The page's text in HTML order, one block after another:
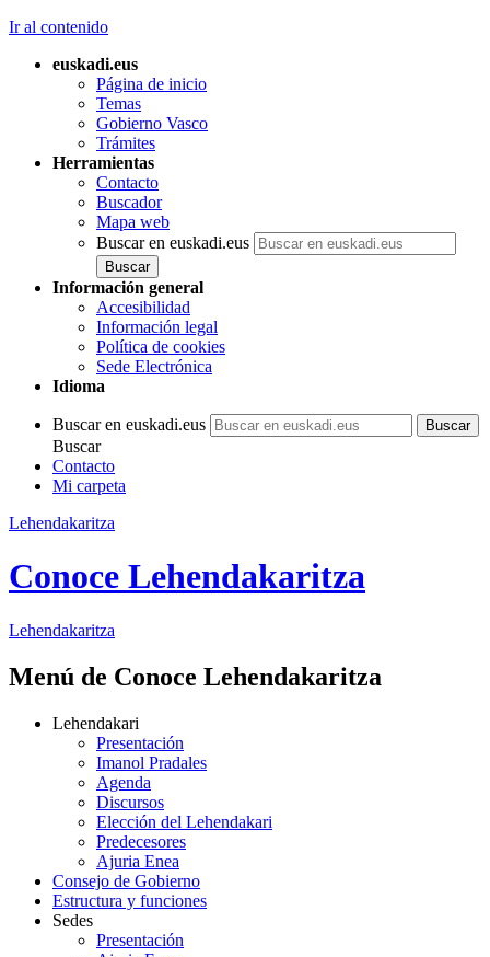
Ir al contenido
euskadi.eus
Página de inicio
Temas
Gobierno Vasco
Trámites
Herramientas
Contacto
Buscador
Mapa web
Buscar en euskadi.eus
Información general
Accesibilidad
Información legal
Política de cookies
Sede Electrónica
Idioma
Buscar en euskadi.eus
Buscar
Contacto
Mi carpeta
Lehendakaritza
Conoce Lehendakaritza
Lehendakaritza
Menú de Conoce Lehendakaritza
Lehendakari
Presentación
Imanol Pradales
Agenda
Discursos
Elección del Lehendakari
Predecesores
Ajuria Enea
Consejo de Gobierno
Estructura y funciones
Sedes
Presentación